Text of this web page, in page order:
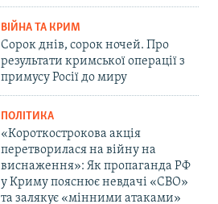
ВІЙНА ТА КРИМ
Сорок днів, сорок ночей. Про
результати кримської операції з
примусу Росії до миру
ПОЛІТИКА
«Короткострокова акція
перетворилася на війну на
виснаження»: Як пропаганда РФ
у Криму пояснює невдачі «СВО»
та залякує «мінними атаками»